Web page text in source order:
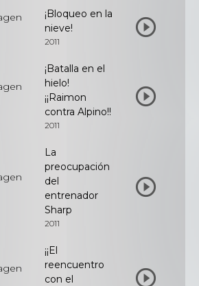
¡Bloqueo en la
nieve!
2011
¡Batalla en el
hielo!
¡¡Raimon
contra Alpino!!
2011
La
preocupación
del
entrenador
Sharp
2011
¡¡El
reencuentro
con el